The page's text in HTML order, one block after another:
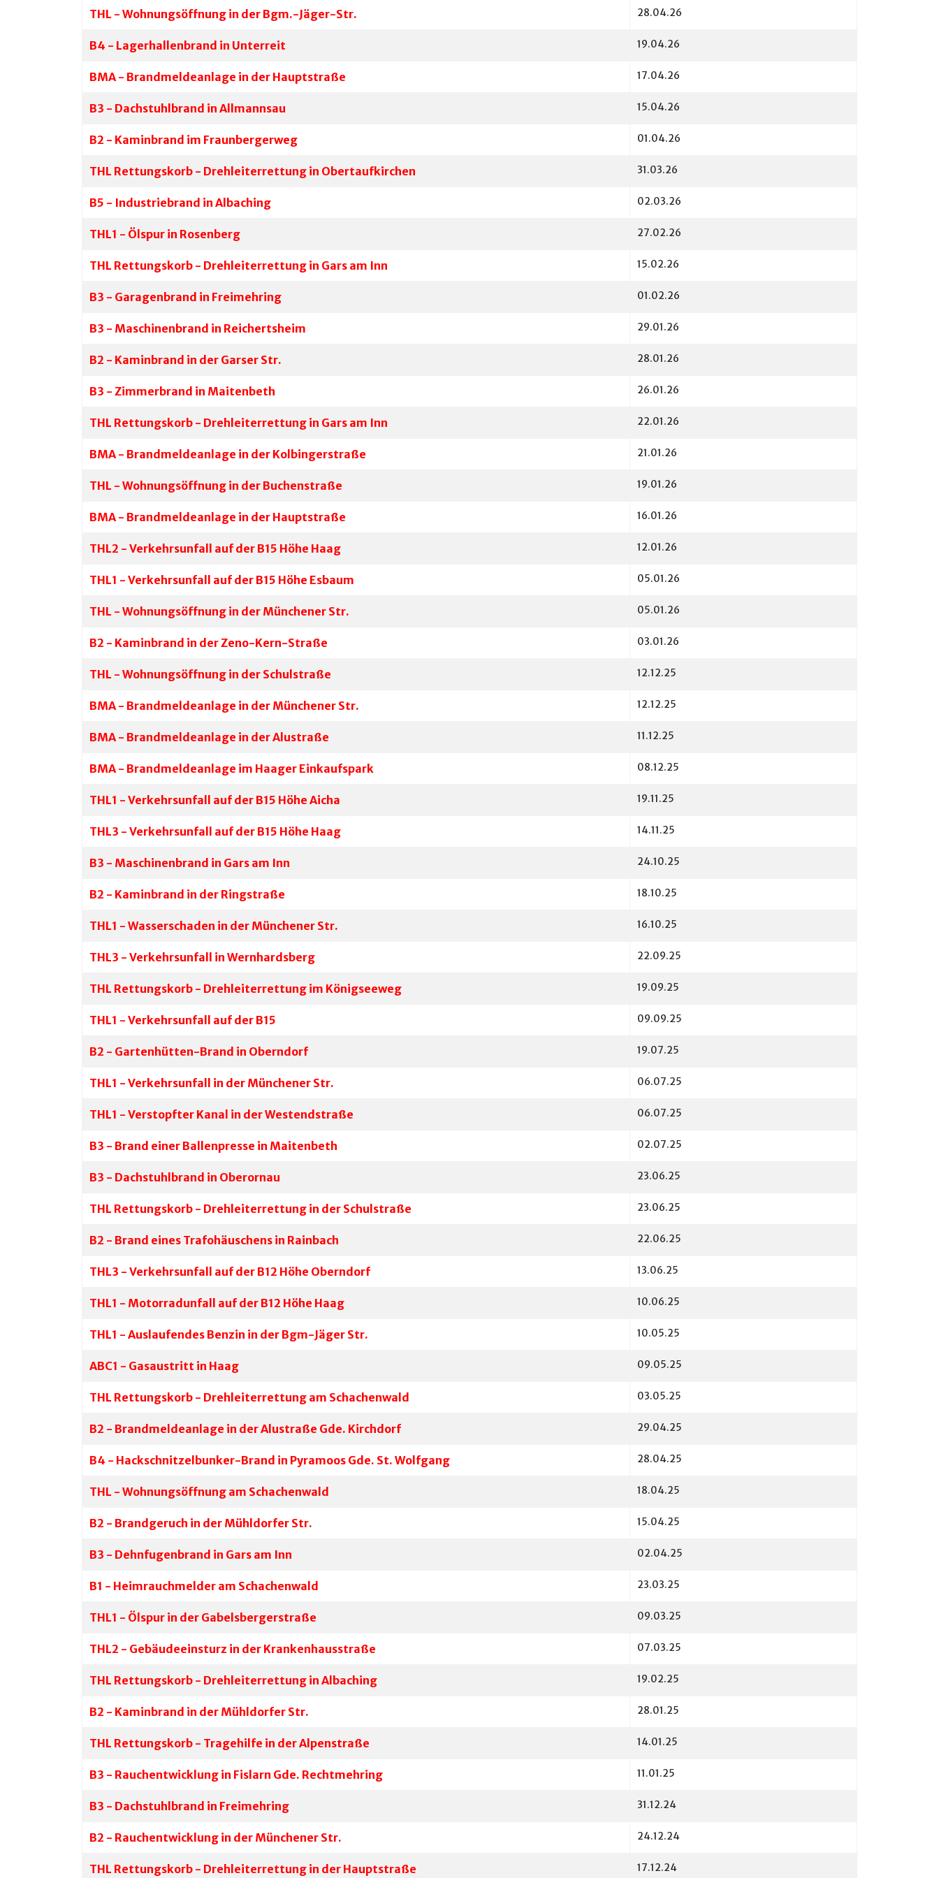
THL - Wohnungsöffnung in der Bgm.-Jäger-Str. 28.04.26
B4 - Lagerhallenbrand in Unterreit 19.04.26
BMA - Brandmeldeanlage in der Hauptstraße 17.04.26
B3 - Dachstuhlbrand in Allmannsau 15.04.26
B2 - Kaminbrand im Fraunbergerweg 01.04.26
THL Rettungskorb - Drehleiterrettung in Obertaufkirchen 31.03.26
B5 - Industriebrand in Albaching 02.03.26
THL1 - Ölspur in Rosenberg 27.02.26
THL Rettungskorb - Drehleiterrettung in Gars am Inn 15.02.26
B3 - Garagenbrand in Freimehring 01.02.26
B3 - Maschinenbrand in Reichertsheim 29.01.26
B2 - Kaminbrand in der Garser Str. 28.01.26
B3 - Zimmerbrand in Maitenbeth 26.01.26
THL Rettungskorb - Drehleiterrettung in Gars am Inn 22.01.26
BMA - Brandmeldeanlage in der Kolbingerstraße 21.01.26
THL - Wohnungsöffnung in der Buchenstraße 19.01.26
BMA - Brandmeldeanlage in der Hauptstraße 16.01.26
THL2 - Verkehrsunfall auf der B15 Höhe Haag 12.01.26
THL1 - Verkehrsunfall auf der B15 Höhe Esbaum 05.01.26
THL - Wohnungsöffnung in der Münchener Str. 05.01.26
B2 - Kaminbrand in der Zeno-Kern-Straße 03.01.26
THL - Wohnungsöffnung in der Schulstraße 12.12.25
BMA - Brandmeldeanlage in der Münchener Str. 12.12.25
BMA - Brandmeldeanlage in der Alustraße 11.12.25
BMA - Brandmeldeanlage im Haager Einkaufspark 08.12.25
THL1 - Verkehrsunfall auf der B15 Höhe Aicha 19.11.25
THL3 - Verkehrsunfall auf der B15 Höhe Haag 14.11.25
B3 - Maschinenbrand in Gars am Inn 24.10.25
B2 - Kaminbrand in der Ringstraße 18.10.25
THL1 - Wasserschaden in der Münchener Str. 16.10.25
THL3 - Verkehrsunfall in Wernhardsberg 22.09.25
THL Rettungskorb - Drehleiterrettung im Königseeweg 19.09.25
THL1 - Verkehrsunfall auf der B15 09.09.25
B2 - Gartenhütten-Brand in Oberndorf 19.07.25
THL1 - Verkehrsunfall in der Münchener Str. 06.07.25
THL1 - Verstopfter Kanal in der Westendstraße 06.07.25
B3 - Brand einer Ballenpresse in Maitenbeth 02.07.25
B3 - Dachstuhlbrand in Oberornau 23.06.25
THL Rettungskorb - Drehleiterrettung in der Schulstraße 23.06.25
B2 - Brand eines Trafohäuschens in Rainbach 22.06.25
THL3 - Verkehrsunfall auf der B12 Höhe Oberndorf 13.06.25
THL1 - Motorradunfall auf der B12 Höhe Haag 10.06.25
THL1 - Auslaufendes Benzin in der Bgm-Jäger Str. 10.05.25
ABC1 - Gasaustritt in Haag 09.05.25
THL Rettungskorb - Drehleiterrettung am Schachenwald 03.05.25
B2 - Brandmeldeanlage in der Alustraße Gde. Kirchdorf 29.04.25
B4 - Hackschnitzelbunker-Brand in Pyramoos Gde. St. Wolfgang 28.04.25
THL - Wohnungsöffnung am Schachenwald 18.04.25
B2 - Brandgeruch in der Mühldorfer Str. 15.04.25
B3 - Dehnfugenbrand in Gars am Inn 02.04.25
B1 - Heimrauchmelder am Schachenwald 23.03.25
THL1 - Ölspur in der Gabelsbergerstraße 09.03.25
THL2 - Gebäudeeinsturz in der Krankenhausstraße 07.03.25
THL Rettungskorb - Drehleiterrettung in Albaching 19.02.25
B2 - Kaminbrand in der Mühldorfer Str. 28.01.25
THL Rettungskorb - Tragehilfe in der Alpenstraße 14.01.25
B3 - Rauchentwicklung in Fislarn Gde. Rechtmehring 11.01.25
B3 - Dachstuhlbrand in Freimehring 31.12.24
B2 - Rauchentwicklung in der Münchener Str. 24.12.24
THL Rettungskorb - Drehleiterrettung in der Hauptstraße 17.12.24